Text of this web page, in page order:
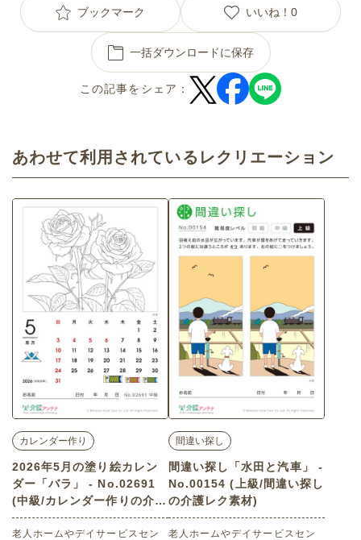
ブックマーク いいね！ 0
一括ダウンロードに保存
この記事をシェア：
あわせて利用されているレクリエーション
カレンダー作り
2026年5月の塗り絵カレン
ダー「バラ」 - No.02691
(中級/カレンダー作りの介護
レク素材)
老人ホームやデイサービスセン
間違い探し
間違い探し「水田と汽車」 -
No.00154 (上級/間違い探し
の介護レク素材)
老人ホームやデイサービスセン